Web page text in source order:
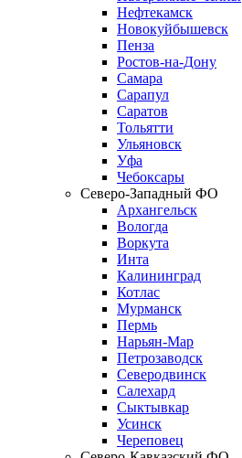
Нефтекамск
Новокуйбышевск
Пенза
Ростов-на-Дону
Самара
Сарапул
Саратов
Тольятти
Ульяновск
Уфа
Чебоксары
Северо-Западный ФО
Архангельск
Вологда
Воркута
Инта
Калининград
Котлас
Мурманск
Пермь
Нарьян-Мар
Петрозаводск
Северодвинск
Салехард
Сыктывкар
Усинск
Череповец